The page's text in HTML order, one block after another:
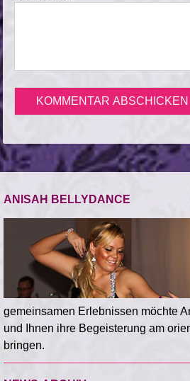
ANISAH BELLYDANCE
gemeinsamen Erlebnissen möchte
und Ihnen ihre Begeisterung am
bringen.